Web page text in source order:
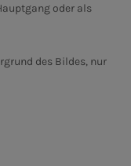
oder als
des Bildes, nur